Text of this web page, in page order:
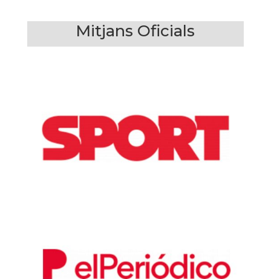
Mitjans Oficials